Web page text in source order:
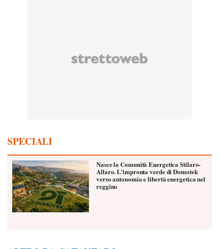
SPECIALI
Nasce la Comunità Energetica Stilaro-
Allaro. L’impronta verde di Domotek
verso autonomia e libertà energetica nel
reggino